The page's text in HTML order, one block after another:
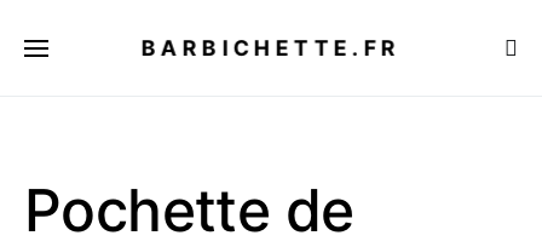
BARBICHETTE.FR
Pochette de